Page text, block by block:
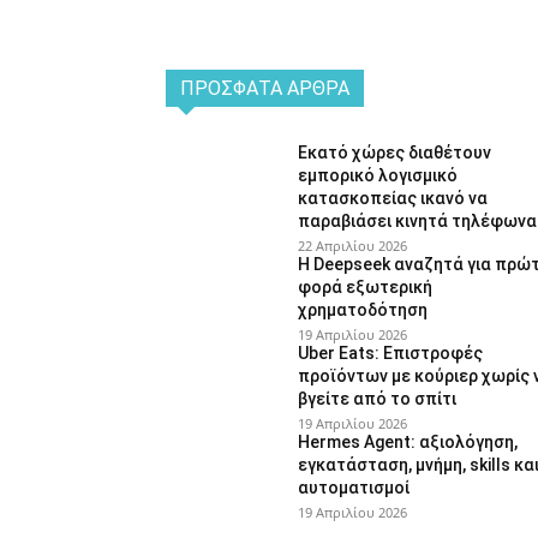
ΠΡΌΣΦΑΤΑ ΆΡΘΡΑ
Εκατό χώρες διαθέτουν
εμπορικό λογισμικό
κατασκοπείας ικανό να
παραβιάσει κινητά τηλέφωνα
22 Απριλίου 2026
Η Deepseek αναζητά για
φορά εξωτερική
χρηματοδότηση
19 Απριλίου 2026
Uber Eats: Επιστροφές
προϊόντων με κούριερ χωρίς
βγείτε από το σπίτι
19 Απριλίου 2026
Hermes Agent: αξιολόγηση,
εγκατάσταση, μνήμη, skills και
αυτοματισμοί
19 Απριλίου 2026